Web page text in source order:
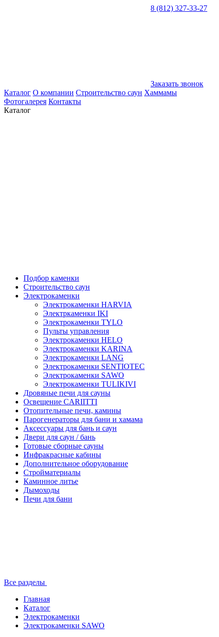
8 (812) 327-33-27
Заказать звонок
Каталог О компании Строительство саун Хаммамы
Фотогалерея Контакты
Каталог
Подбор каменки
Строительство саун
Электрокаменки
Электрокаменки HARVIA
Электркаменки IKI
Электрокаменки TYLO
Пульты управления
Электрокаменки HELO
Электрокаменки KARINA
Электрокаменки LANG
Электрокаменки SENTIOTEC
Электрокаменки SAWO
Электрокаменки TULIKIVI
Дровяные печи для сауны
Освещение CARIITTI
Отопительные печи, камины
Парогенераторы для бани и хамама
Аксессуары для бань и саун
Двери для саун / бань
Готовые сборные сауны
Инфракрасные кабины
Дополнительное оборудование
Стройматериалы
Каминное литье
Дымоходы
Печи для бани
Все разделы
Главная
Каталог
Электрокаменки
Электрокаменки SAWO